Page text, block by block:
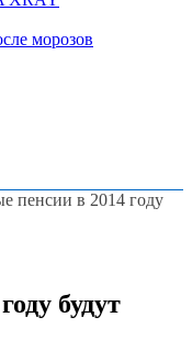
морозов
пенсии в 2014 году
будут